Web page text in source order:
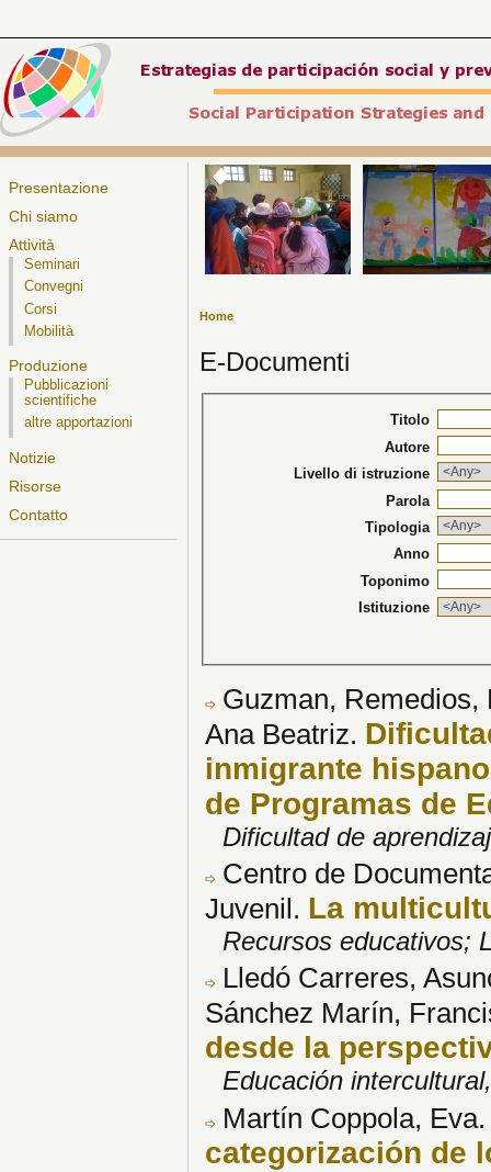
Presentazione
Chi siamo
Attività
Seminari
Convegni
Corsi
Mobilità
Produzione
Pubblicazioni
scientifiche
altre apportazioni
Notizie
Risorse
Contatto
Home
E-Documenti
Titolo
Autore
Livello di istruzione
Parola
Tipologia
Anno
Toponimo
Istituzione
Guzman, Remedios,
Ana Beatriz.
inmigrante
de Programas de
Dificultad de
Centro de
Juvenil. La
Recursos educativos;
Lledó Carreres,
Sánchez Marín,
desde la
Educación
Martín Coppola,
categorización de